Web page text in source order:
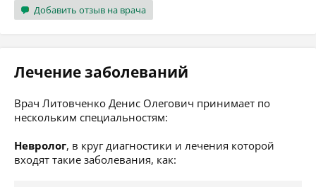
Добавить отзыв на врача
Лечение заболеваний
Врач Литовченко Денис Олегович принимает по
нескольким специальностям:
Невролог, в круг диагностики и лечения которой
входят такие заболевания, как: